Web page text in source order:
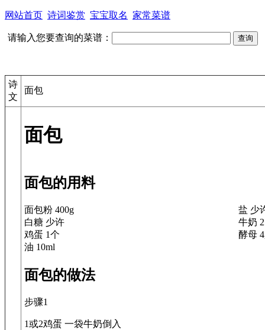
网站首页 诗词鉴赏 宝宝取名 家常菜谱
请输入您要查询的菜谱：
诗
文
面包
面包
面包的用料
面包粉 400g
盐 少
白糖 少许
牛奶
鸡蛋 1个
酵母
油 10ml
面包的做法
步骤1
1或2鸡蛋 一袋牛奶倒入